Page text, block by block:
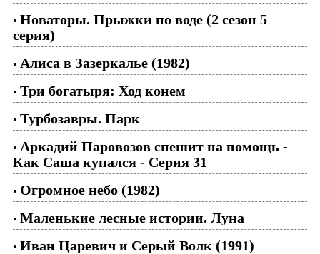
• Новаторы. Прыжки по воде (2 сезон 5
серия)
• Алиса в Зазеркалье (1982)
• Три богатыря: Ход конем
• Турбозавры. Парк
• Аркадий Паровозов спешит на помощь -
Как Саша купался - Серия 31
• Огромное небо (1982)
• Маленькие лесные истории. Луна
• Иван Царевич и Серый Волк (1991)